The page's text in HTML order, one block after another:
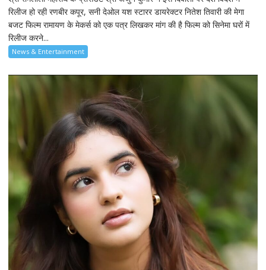
रिलीज हो रही रणबीर कपूर, सनी देओल यश स्टारर डायरेक्टर नितेश तिवारी की मेगा
बजट फिल्म रामायण के मेकर्स को एक पत्र लिखकर मांग की है फिल्म को सिनेमा घरों में
रिलीज करने...
News & Entertainment